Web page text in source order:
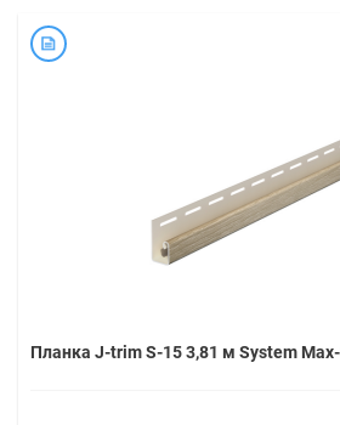
Планка J-trim S-15 3,81 м System